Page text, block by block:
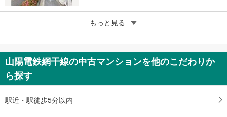
ワコーレヒルズ塩屋
880万円
兵庫県神戸市垂水区東垂水1丁目
もっと見る
山陽電鉄網干線の中古マンションを他のこだわりか
ら探す
駅近・駅徒歩5分以内